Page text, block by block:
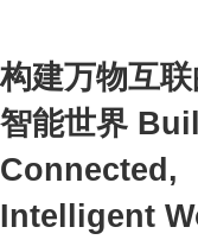
构建万物互联
智能世界
Connected,
Intelligent